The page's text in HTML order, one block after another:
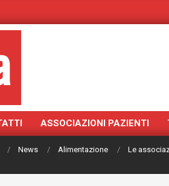
ASSOCIAZIONI PAZIENTI
News Alimentazione
Le